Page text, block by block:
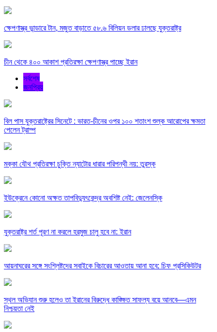
ক্ষেপণাস্ত্র ভান্ডারে টান, মজুত বাড়াতে ৫৮.৬ বিলিয়ন ডলার ঢালছে যুক্তরাষ্ট্র
চীন থেকে ৪০০ আকাশ প্রতিরক্ষা ক্ষেপণাস্ত্র পাচ্ছে ইরান
সর্বশেষ
জনপ্রিয়
বিল পাস যুক্তরাষ্ট্রের সিনেটে : ভারত-চীনের ওপর ১০০ শতাংশ শুল্ক আরোপের ক্ষমতা
পেলেন ট্রাম্প
মক্কা যৌথ প্রতিরক্ষা চুক্তি ন্যাটোর ধারার পরিপন্থী নয়: তুরস্ক
ইউক্রেনে কোনো অক্ষত তাপবিদ্যুৎকেন্দ্র অবশিষ্ট নেই: জেলেনস্কি
যুক্তরাষ্ট্র শর্ত পূরণ না করলে হরমুজ চালু হবে না: ইরান
আয়নাঘরের সঙ্গে সংশ্লিষ্টদের সবাইকে বিচারের আওতায় আনা হবে: চিফ প্রসিকিউটর
স্থল অভিযান শুরু হলেও তা ইরানের বিরুদ্ধে কাঙ্ক্ষিত সাফল্য বয়ে আনবে—এমন
নিশ্চয়তা নেই